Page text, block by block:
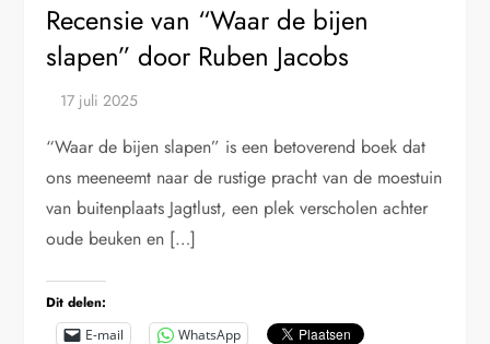
Recensie van “Waar de bijen
slapen” door Ruben Jacobs
“Waar de bijen slapen” is een betoverend boek dat
ons meeneemt naar de rustige pracht van de moestuin
van buitenplaats Jagtlust, een plek verscholen achter
oude beuken en […]
Dit delen:
E-mail WhatsApp